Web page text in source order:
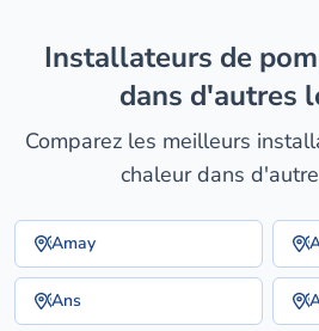
installateurs de pompes à chaleur
dans d'autres
Comparez les meilleurs
chaleur dans
Amay
Ans